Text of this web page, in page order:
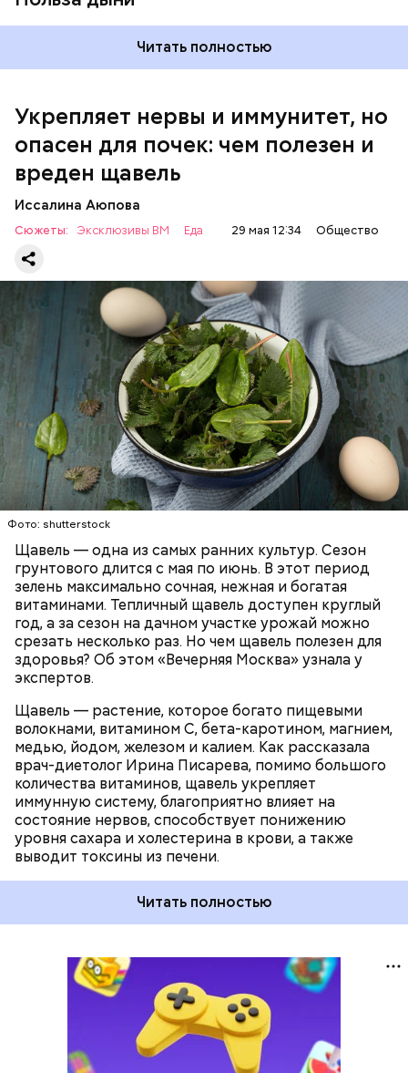
Читать полностью
Укрепляет нервы и иммунитет, но
опасен для почек: чем полезен и
вреден щавель
Иссалина Аюпова
Сюжеты: Эксклюзивы ВМ Еда 29 мая 12:34 Общество
Фото: shutterstock
Щавель — одна из самых ранних культур. Сезон
грунтового длится с мая по июнь. В этот период
зелень максимально сочная, нежная и богатая
витаминами. Тепличный щавель доступен круглый
год, а за сезон на дачном участке урожай можно
срезать несколько раз. Но чем щавель полезен для
здоровья? Об этом «Вечерняя Москва» узнала у
экспертов.
Щавель — растение, которое богато пищевыми
волокнами, витамином С, бета-каротином, магнием,
медью, йодом, железом и калием. Как рассказала
врач-диетолог Ирина Писарева, помимо большого
количества витаминов, щавель укрепляет
иммунную систему, благоприятно влияет на
состояние нервов, способствует понижению
уровня сахара и холестерина в крови, а также
выводит токсины из печени.
Опасность же щавеля состоит в том, что он
содержит большое количество щавелевой кислоты,
которая может способствовать образованию
— Если человек уже болеет мочекаменной
болезнью, щавель ему не рекомендуется. При
артрите, гастрите, холецистите, синдроме
раздраженного кишечника, язвах и панкреатите
продукт тоже лучше исключить из рациона, —
предупредила врач. — Он может привести к
повышению кислотности желудка и раздражать
слизистые оболочки.
Читать полностью
ЗДОРОВЬЕ ВРАЧИ
РАСТЕНИЯ
ПРОДУКТЫ